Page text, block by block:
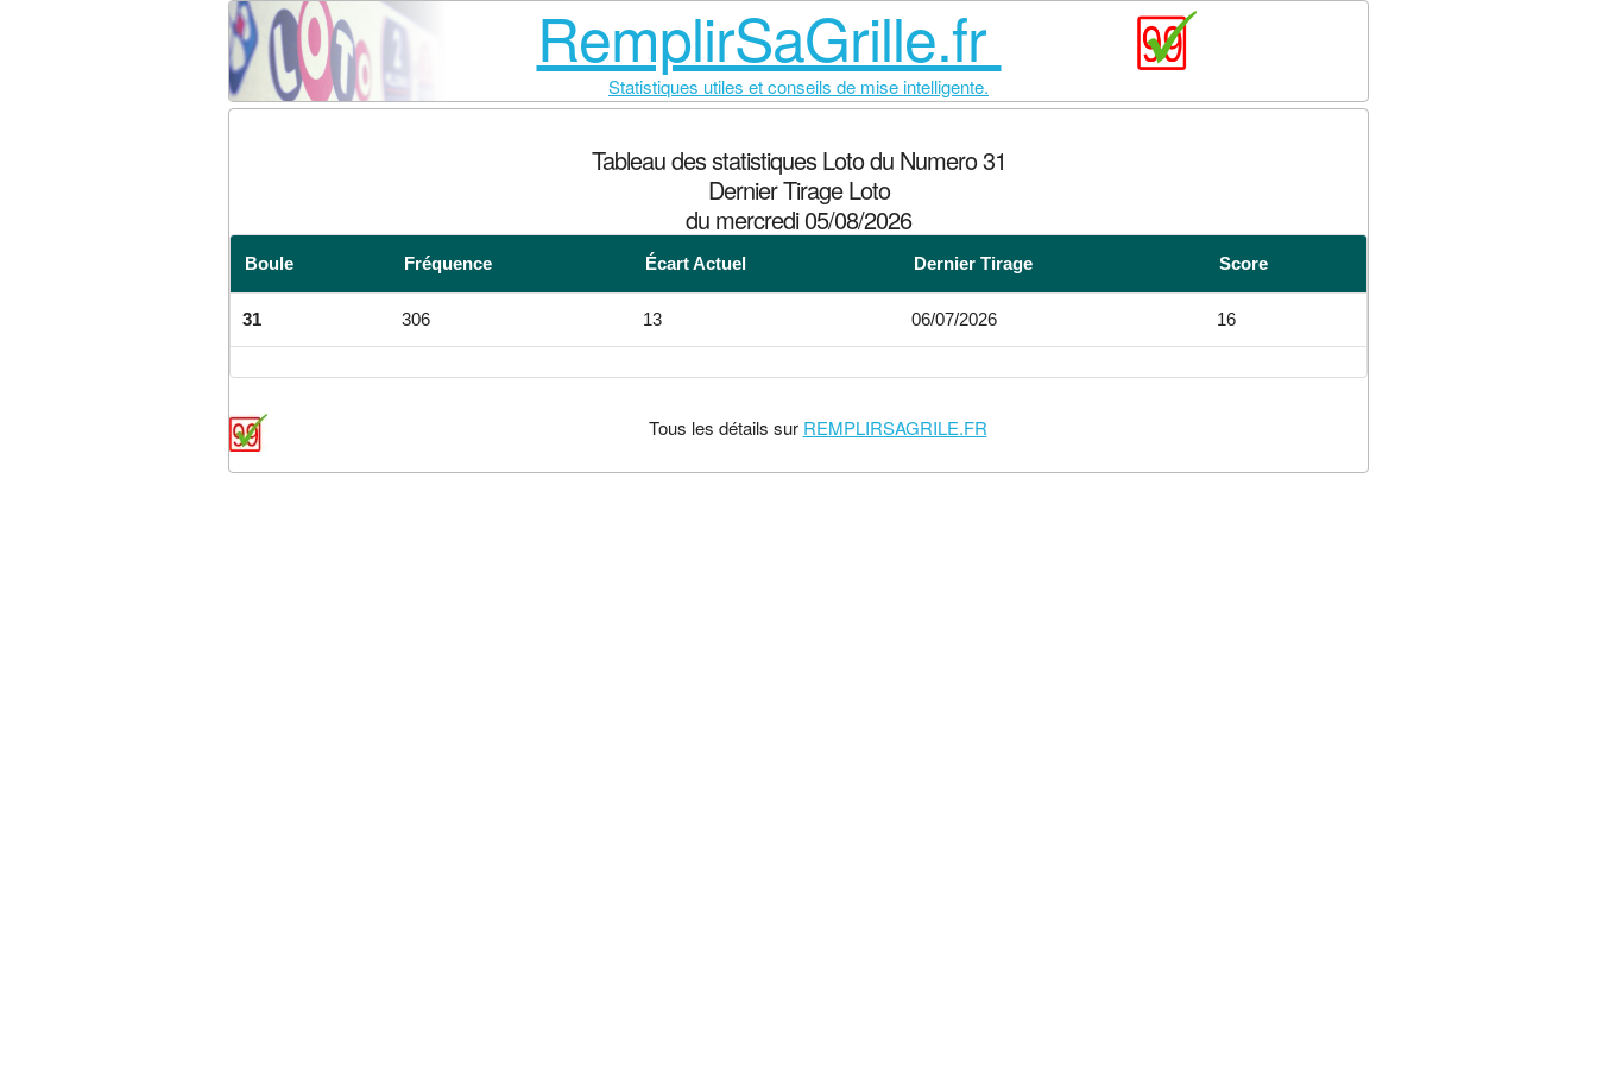
RemplirSaGrille.fr
Statistiques utiles et conseils de mise intelligente.
Tableau des statistiques Loto du Numero 31
Dernier Tirage Loto
du mercredi 05/08/2026
Boule Fréquence Écart Actuel Dernier Tirage Score
31 306 13 06/07/2026 16
Tous les détails sur REMPLIRSAGRILE.FR